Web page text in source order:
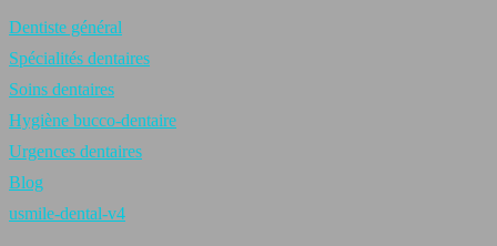
Dentiste général
Spécialités dentaires
Soins dentaires
Hygiène bucco-dentaire
Urgences dentaires
Blog
usmile-dental-v4